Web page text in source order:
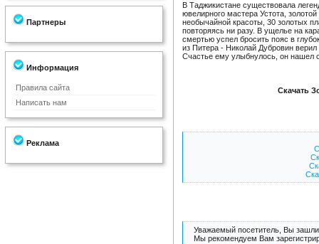
Партнеры
Информация
Правила сайта
Написать нам
Реклама
В Таджикистане существовала
ювелирного мастера Устота,
необычайной красоты, 30 золотых
повторяясь ни разу. В ущелье на
смертью успел бросить пояс в
из Питера - Николай Дубровин
Счастье ему улыбнулось, он нашел
Скачать
Уважаемый посетитель, Вы зашли
Мы рекомендуем Вам